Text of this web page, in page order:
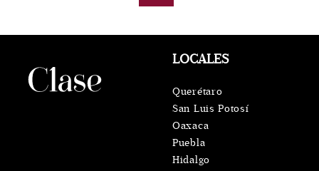
LOCALES
Querétaro
San Luis Potosí
Oaxaca
Puebla
Hidalgo